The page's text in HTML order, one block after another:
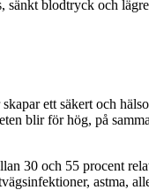
sänkt blodtryck och
ett säkert och
blir för hög, på
30 och 55 procent
astma,